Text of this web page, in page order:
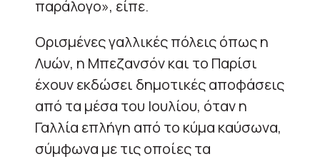
παράλογο», είπε.
Ορισμένες γαλλικές πόλεις όπως η
Λυών, η Μπεζανσόν και το Παρίσι
έχουν εκδώσει δημοτικές αποφάσεις
από τα μέσα του Ιουλίου, όταν η
Γαλλία επλήγη από το κύμα καύσωνα,
σύμφωνα με τις οποίες τα